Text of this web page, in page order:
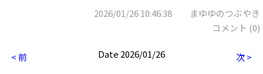
2026/01/26 10:46:38 まゆゆのつぶやき
コメント (0)
< 前 次 >
Date 2026/01/26